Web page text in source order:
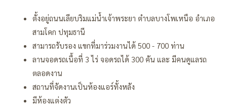
ตั้งอยู่ถนนเลียบริมแม่น้ำเจ้าพระยา ตำบลบางโพเหนือ อำเภอ
สามโคก ปทุมธานี
สามารถรับรอง แขกที่มาร่วมงานได้ 500 - 700 ท่าน
ลานจอดรถเนื้อที่ 3 ไร่ จอดรถได้ 300 คัน และ มีคนดูแลรถ
ตลอดงาน
สถานที่จัดงานเป็นห้องแอร์ทั้งหลัง
มีห้องแต่งตัว